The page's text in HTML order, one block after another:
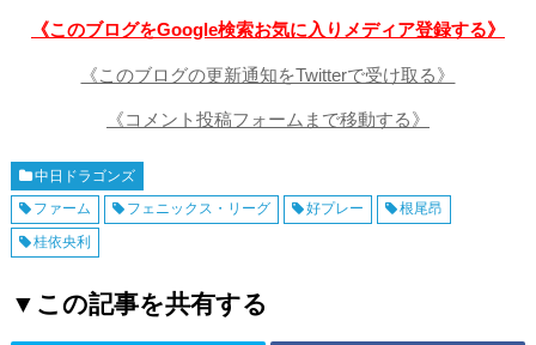
《このブログをGoogle検索お気に入りメディア登録する》
《このブログの更新通知をTwitterで受け取る》
《コメント投稿フォームまで移動する》
中日ドラゴンズ
ファーム
フェニックス・リーグ 好プレー
根尾昂
桂依央利
▼この記事を共有する